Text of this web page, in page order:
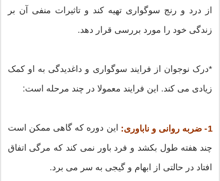
از درد و رنج سوگواری تهیه کند و تاثیرات منفی آن بر
زندگی خود را مورد بررسی قرار دهد.
*درک نوجوان از فرایند سوگواری و داغدیدگی به او کمک
زیادی می کند. این فرایند معمولا در چند مرحله است:
1- ضربه روانی و ناباوری: این دوره که گاهی ممکن است
چند هفته طول بکشد و فرد باور نمی کند که مرگی اتفاق
افتاد در حالتی از ابهام و گیجی به سر می برد.